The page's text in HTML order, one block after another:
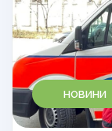
НОВИНИ